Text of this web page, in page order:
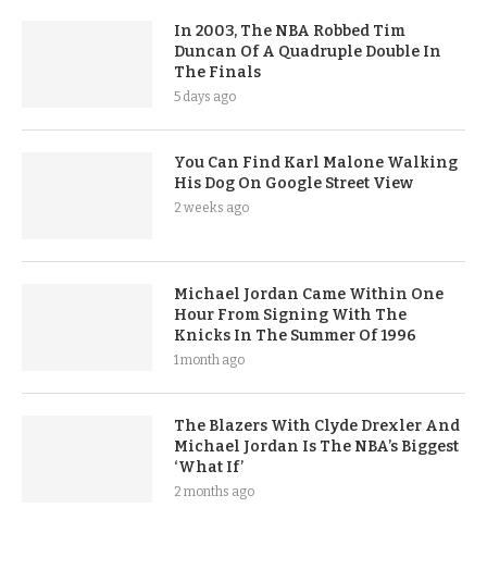
In 2003, The NBA Robbed Tim
Duncan Of A Quadruple Double In
The Finals
5 days ago
You Can Find Karl Malone Walking
His Dog On Google Street View
2 weeks ago
Michael Jordan Came Within One
Hour From Signing With The
Knicks In The Summer Of 1996
1 month ago
The Blazers With Clyde Drexler And
Michael Jordan Is The NBA’s Biggest
‘What If’
2 months ago